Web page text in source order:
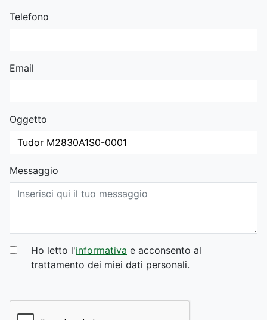
Telefono
Email
Oggetto
Messaggio
Ho letto l'informativa e acconsento al
trattamento dei miei dati personali.